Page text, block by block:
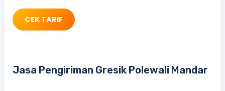
CEK TARIF
Jasa Pengiriman Gresik Polewali Mandar